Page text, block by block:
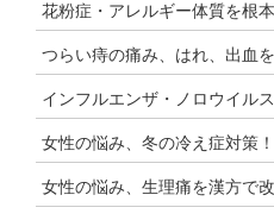
花粉症・アレルギー体質を根
つらい痔の痛み、はれ、出血
インフルエンザ・ノロウイル
女性の悩み、冬の冷え症対策！
女性の悩み、生理痛を漢方で改